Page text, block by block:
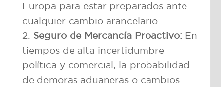
Europa para estar preparados ante
cualquier cambio arancelario.
Seguro de Mercancía Proactivo: En
tiempos de alta incertidumbre
política y comercial, la probabilidad
de demoras aduaneras o cambios